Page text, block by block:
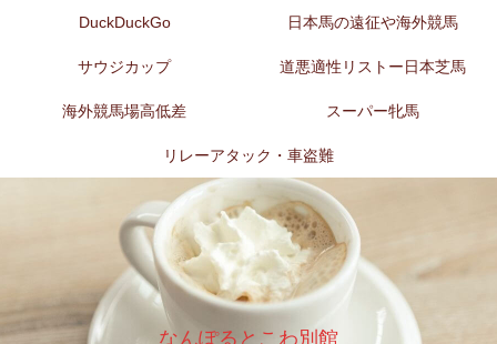
なんぽるとこわ別館
DuckDuckGo 日本馬の遠征や海外競馬
サウジカップ 道悪適性リストー日本芝馬
海外競馬場高低差 スーパー牝馬
リレーアタック・車盗難